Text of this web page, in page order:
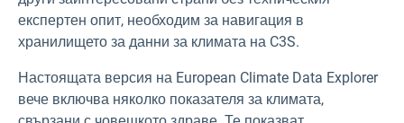
експертен опит, необходим за навигация в
хранилището за данни за климата на C3S.
Настоящата версия на European Climate Data Explorer
вече включва няколко показателя за климата,